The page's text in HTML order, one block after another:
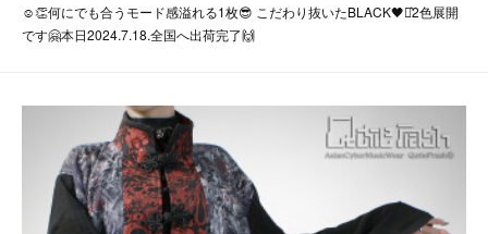
☺👏何にでも合うモード感溢れる1枚😎 こだわり抜いたBLACK🖤⋆͛2色展開
です🤗本日2024.7.18.全国へ出荷完了🙌